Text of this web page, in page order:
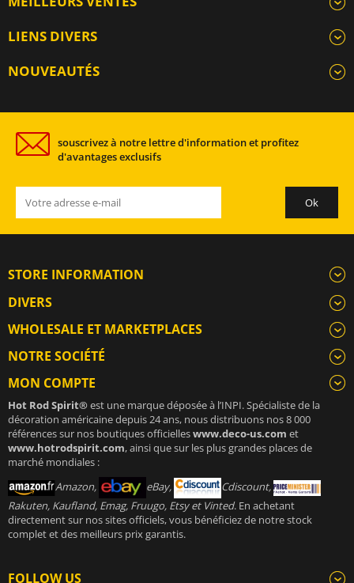
LIENS DIVERS
NOUVEAUTÉS
souscrivez à notre lettre d'information et profitez
d'avantages exclusifs
STORE INFORMATION
DIVERS
WHOLESALE ET MARKETPLACES
NOTRE SOCIÉTÉ
MON COMPTE
Hot Rod Spirit®est une marque déposée à l’INPI. Spécialiste de la
décoration américaine depuis 24 ans, nous distribuons nos 8 000
références sur nos boutiques officielleswww.deco-us.com et
www.hotrodspirit.com, ainsi que sur les plus grandes places de
marché mondiales :
Amazon,
eBay,
Cdiscount,
Rakuten, Kaufland, Emag, Fruugo, Etsy et Vinted. En achetant
directement sur nos sites officiels, vous bénéficiez de notre stock
complet et des meilleurs prix garantis.
FOLLOW US